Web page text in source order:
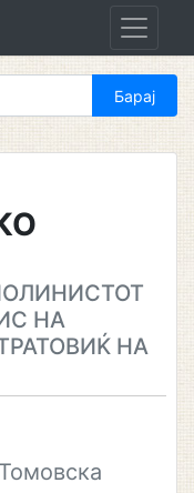
НА
НА